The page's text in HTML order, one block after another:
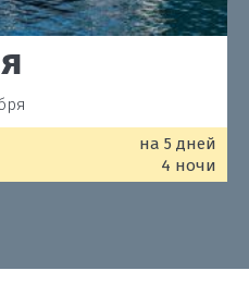
на 5 дней
4 ночи